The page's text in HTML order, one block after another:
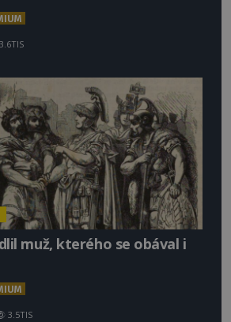
3.6TIS
muž, kterého se obával i
3.5TIS